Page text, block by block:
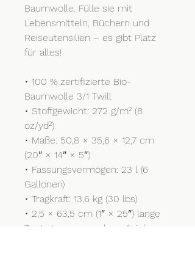
Baumwolle. Fülle sie mit
Lebensmitteln, Büchern und
Reiseutensilien – es gibt Platz
für alles!
• 100 % zertifizierte Bio-
Baumwolle 3/1 Twill
• Stoffgewicht: 272 g/m² (8
oz/yd²)
• Maße: 50,8 × 35,6 × 12,7 cm
(20″ × 14″ × 5″)
• Fassungsvermögen: 23 l (6
Gallonen)
• Tragkraft: 13,6 kg (30 lbs)
• 2,5 × 63,5 cm (1″ × 25″) lange
Trageriemen aus dem gleichen